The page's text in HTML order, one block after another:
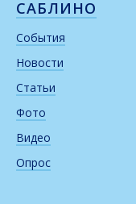
САБЛИНО
События
Новости
Статьи
Фото
Видео
Опрос